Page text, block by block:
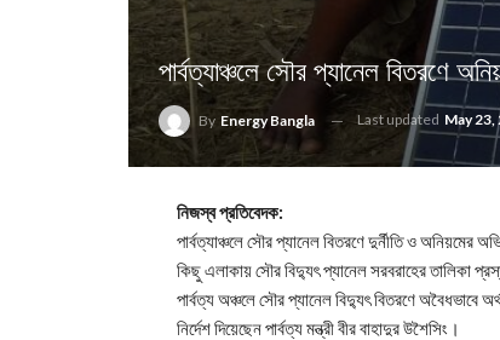
পার্বত্যাঞ্চলে সৌর প্যানেল বিতরণে
By Energy Bangla Last updated May 23,
নিজস্ব প্রতিবেদক:
পার্বত্যাঞ্চলে সৌর প্যানেল বিতরণে দুর্নীতি ও অনিয়মের
কিছু এলাকায় সৌর বিদ্যুৎ প্যানেল সরবরাহের তালিকা
পার্বত্য অঞ্চলে সৌর প্যানেল বিদ্যুৎ বিতরণে অবৈধভাবে
নির্দেশ দিয়েছেন পার্বত্য মন্ত্রী বীর বাহাদুর উশৈসিং।